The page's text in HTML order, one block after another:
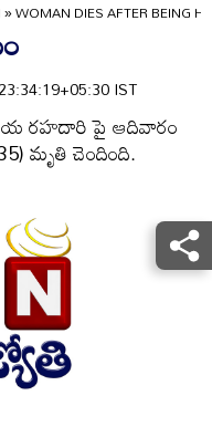
»WOMAN DIES AFTER BEING
IST
రహదారి పై ఆదివారం
మృతి చెందింది.